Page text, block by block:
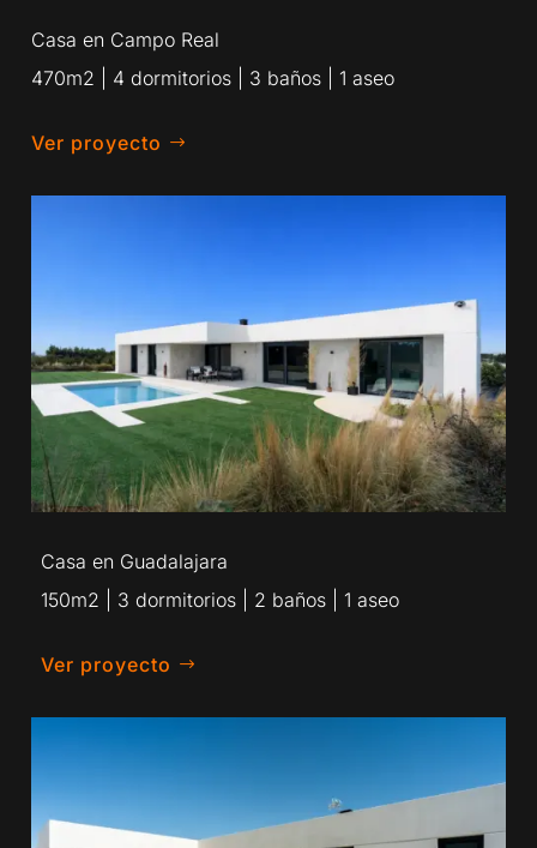
Casa en Campo Real
470m2 | 4 dormitorios | 3 baños | 1 aseo
Ver proyecto
Casa en Guadalajara
150m2 | 3 dormitorios | 2 baños | 1 aseo
Ver proyecto